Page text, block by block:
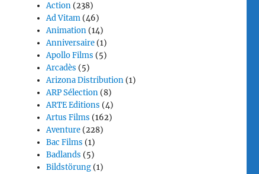
Action (238)
Ad Vitam (46)
Animation (14)
Anniversaire (1)
Apollo Films (5)
Arcadès (5)
Arizona Distribution (1)
ARP Sélection (8)
ARTE Editions (4)
Artus Films (162)
Aventure (228)
Bac Films (1)
Badlands (5)
Bildstörung (1)